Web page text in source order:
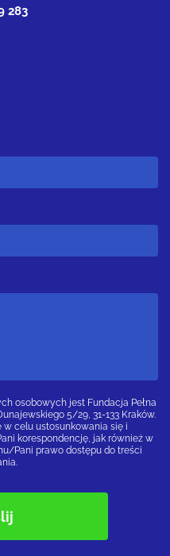
283
osobowych jest Fundacja Pełna
5/29, 31-133 Kraków.
w celu ustosunkowania się i
korespondencję, jak również w
Pani prawo dostępu do treści